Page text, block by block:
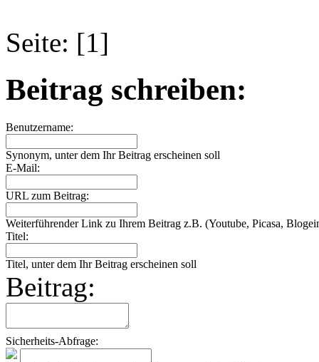
Seite: [1]
Beitrag schreiben:
Benutzername:
Synonym, unter dem Ihr Beitrag erscheinen soll
E-Mail:
URL zum Beitrag:
Weiterführender Link zu Ihrem Beitrag z.B. (Youtube, Picasa,
Titel:
Titel, unter dem Ihr Beitrag erscheinen soll
Beitrag:
Sicherheits-Abfrage: